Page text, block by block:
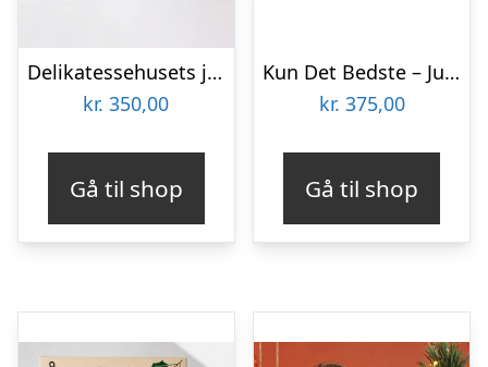
Delikatessehusets julekalender – danske decemberdage | 2025 NYHED
kr. 350,00
Gå til shop
Kun Det Bedste – Julekalender med Søde Sager
kr. 375,00
Gå til shop